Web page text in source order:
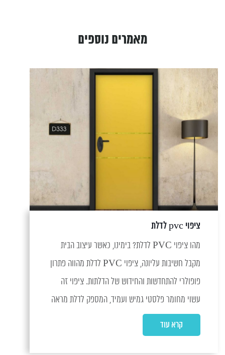
מאמרים נוספים
ציפוי pvc לדלת
מהו ציפוי PVC לדלת? בימינו, כאשר עיצוב הבית
מקבל חשיבות עליונה, ציפוי PVC לדלת מהווה פתרון
פופולרי להתחדשות והחידוש של הדלתות. ציפוי זה
עשוי מחומר פלסטי גמיש ועמיד, המספק לדלת מראה
חדשני ומודרני, תוך שמירה על...
קרא עוד